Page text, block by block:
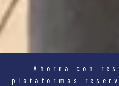
Ahorra con
plataformas